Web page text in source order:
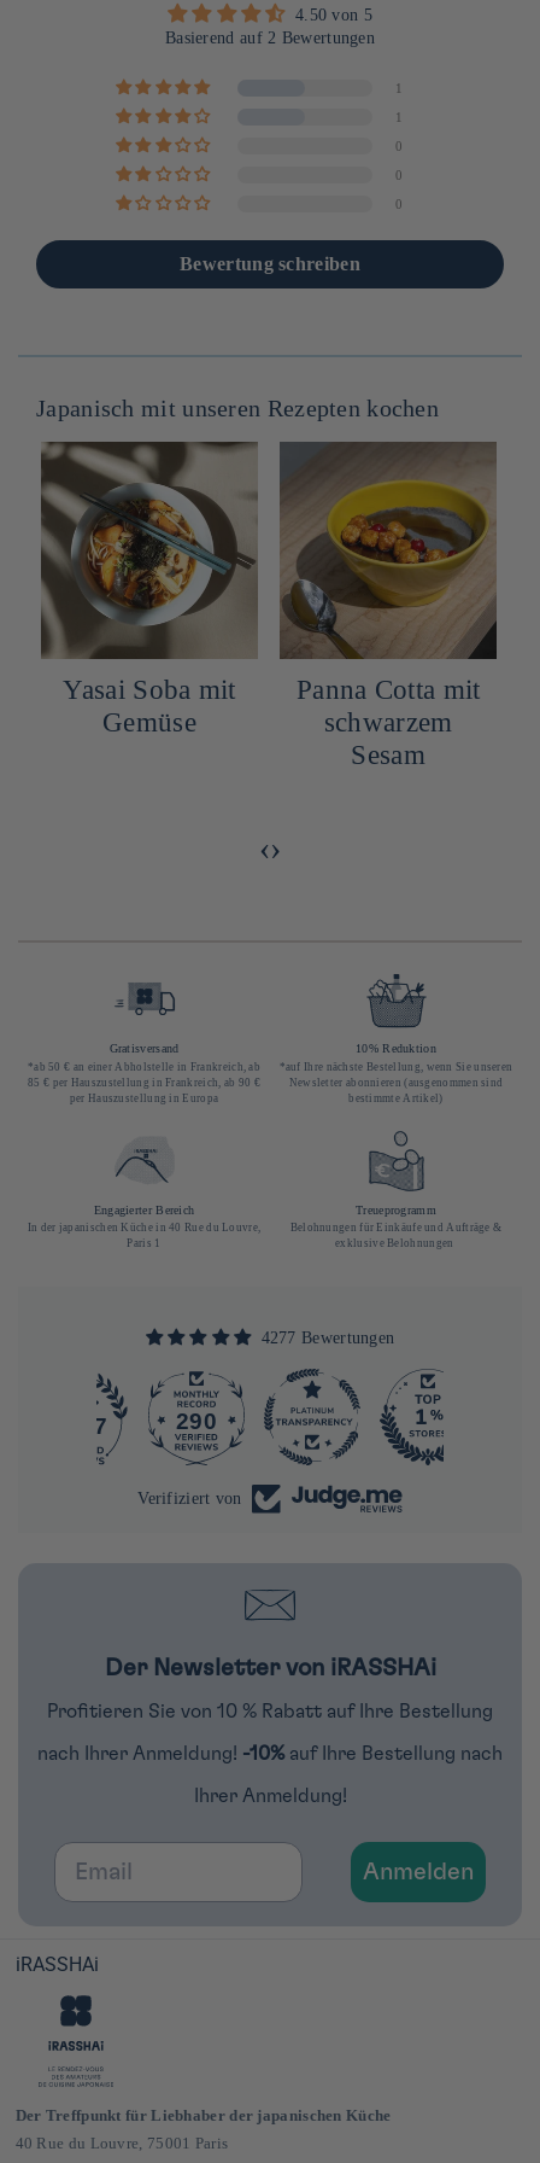
4.50 von 5
Basierend auf 2 Bewertungen
1
1
0
0
0
Bewertung schreiben
Japanisch mit unseren Rezepten kochen
Yasai Soba mit
Gemüse
Panna Cotta mit
schwarzem
Sesam
‹›
Gratisversand
*ab 50 € an einer Abholstelle in Frankreich, ab
85 € per Hauszustellung in Frankreich, ab 90 €
per Hauszustellung in Europa
10% Reduktion
*auf Ihre nächste Bestellung, wenn Sie unseren
Newsletter abonnieren (ausgenommen sind
bestimmte Artikel)
Engagierter Bereich
In der japanischen Küche in 40 Rue du Louvre,
Paris 1
Treueprogramm
Belohnungen für Einkäufe und Aufträge &
exklusive Belohnungen
4277 Bewertungen
4277 290
Verifiziert von
Der Newsletter von iRASSHAi
Profitieren Sie von 10 % Rabatt auf Ihre Bestellung
nach Ihrer Anmeldung! -10% auf Ihre Bestellung nach
Ihrer Anmeldung!
Email
Anmelden
iRASSHAi
Der Treffpunkt für Liebhaber der japanischen Küche
40 Rue du Louvre, 75001 Paris